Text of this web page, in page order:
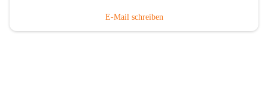
E-Mail schreiben